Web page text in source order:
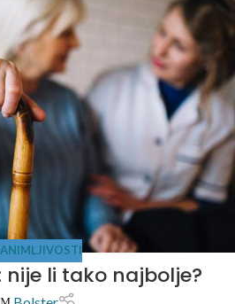
nije li tako najbolje?